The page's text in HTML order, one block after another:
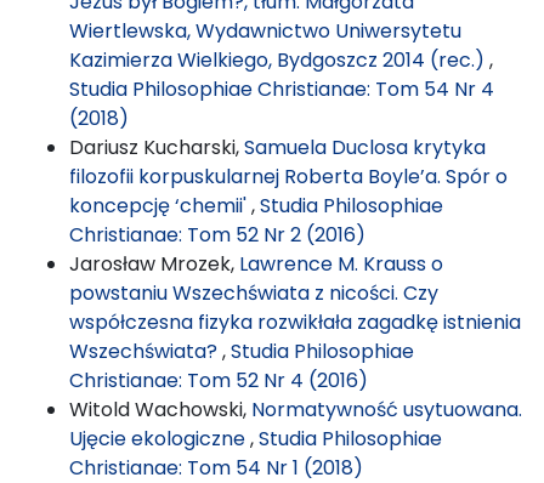
Wiertlewska, Wydawnictwo Uniwersytetu
Kazimierza Wielkiego, Bydgoszcz 2014 (rec.) ,
Studia Philosophiae Christianae: Tom 54 Nr 4
(2018)
Dariusz Kucharski,Samuela Duclosa krytyka
filozofii korpuskularnej Roberta Boyle’a. Spór o
koncepcję ‘chemii',Studia Philosophiae
Christianae: Tom 52 Nr 2 (2016)
Jarosław Mrozek, Lawrence M. Krauss o
powstaniu Wszechświata z nicości. Czy
współczesna fizyka rozwikłała zagadkę istnienia
Wszechświata?,Studia Philosophiae
Christianae: Tom 52 Nr 4 (2016)
Witold Wachowski, Normatywność usytuowana.
Ujęcie ekologiczne,Studia Philosophiae
Christianae: Tom 54 Nr 1 (2018)